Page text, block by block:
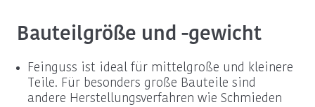
Bauteilgröße und -gewicht
Feinguss ist ideal für mittelgroße und kleinere
Teile. Für besonders große Bauteile sind
andere Herstellungsverfahren wie Schmieden